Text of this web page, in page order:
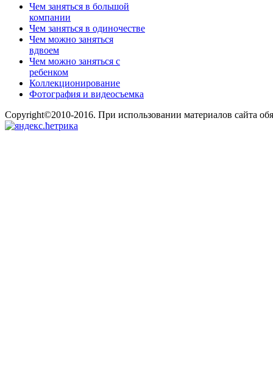
Чем заняться в большой
компании
Чем заняться в одиночестве
Чем можно заняться
вдвоем
Чем можно заняться с
ребенком
Коллекционирование
Фотография и видеосъемка
Copyright©2010-2016. При использовании материалов сайта